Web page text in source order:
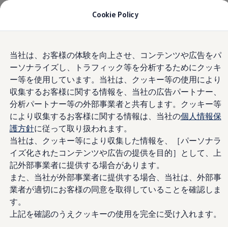
Cookie Policy
当社は、お客様の体験を向上させ、コンテンツや広告をパ
ーソナライズし、トラフィック等を分析するためにクッキ
ー等を使用しています。当社は、クッキー等の使用により
収集するお客様に関する情報を、当社の広告パートナー、
分析パートナー等の外部事業者と共有します。クッキー等
により収集するお客様に関する情報は、当社の個人情報保
護方針に従って取り扱われます。
当社は、クッキー等により収集した情報を、［パーソナラ
イズ化されたコンテンツや広告の提供を目的］として、上
記外部事業者に提供する場合があります。
また、当社が外部事業者に提供する場合、当社は、外部事
業者が適切にお客様の同意を取得していることを確認しま
す。
上記を確認のうえクッキーの使用を完全に受け入れます。
main
content
to
footer
モデル＆見積りシミュレーション
セーフティ マイスター
ID. Buzz
T-Cross
Tiguan
Golf
Golf GTI
Golf R
Golf Variant
Golf R Variant
Passat
ID.4
Polo
Polo GTI
Golf Touran
T-Roc
T-Roc R
フォルクスワーゲンマガジン
キャンペーン/イベント
レビュー動画
【LINE限定】ソフ
ビプレゼントキャ
ンペーン